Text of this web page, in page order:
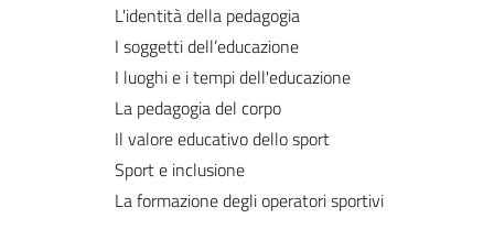
L'identità della pedagogia
I soggetti dell’educazione
I luoghi e i tempi dell'educazione
La pedagogia del corpo
Il valore educativo dello sport
Sport e inclusione
La formazione degli operatori sportivi